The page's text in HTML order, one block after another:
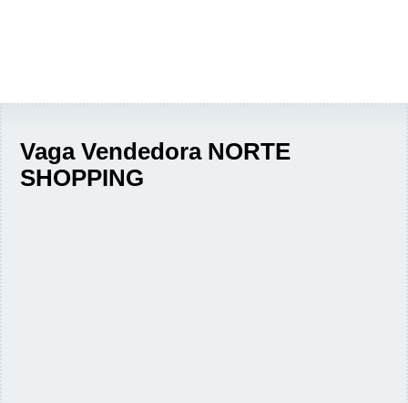
Vaga Vendedora NORTE
SHOPPING